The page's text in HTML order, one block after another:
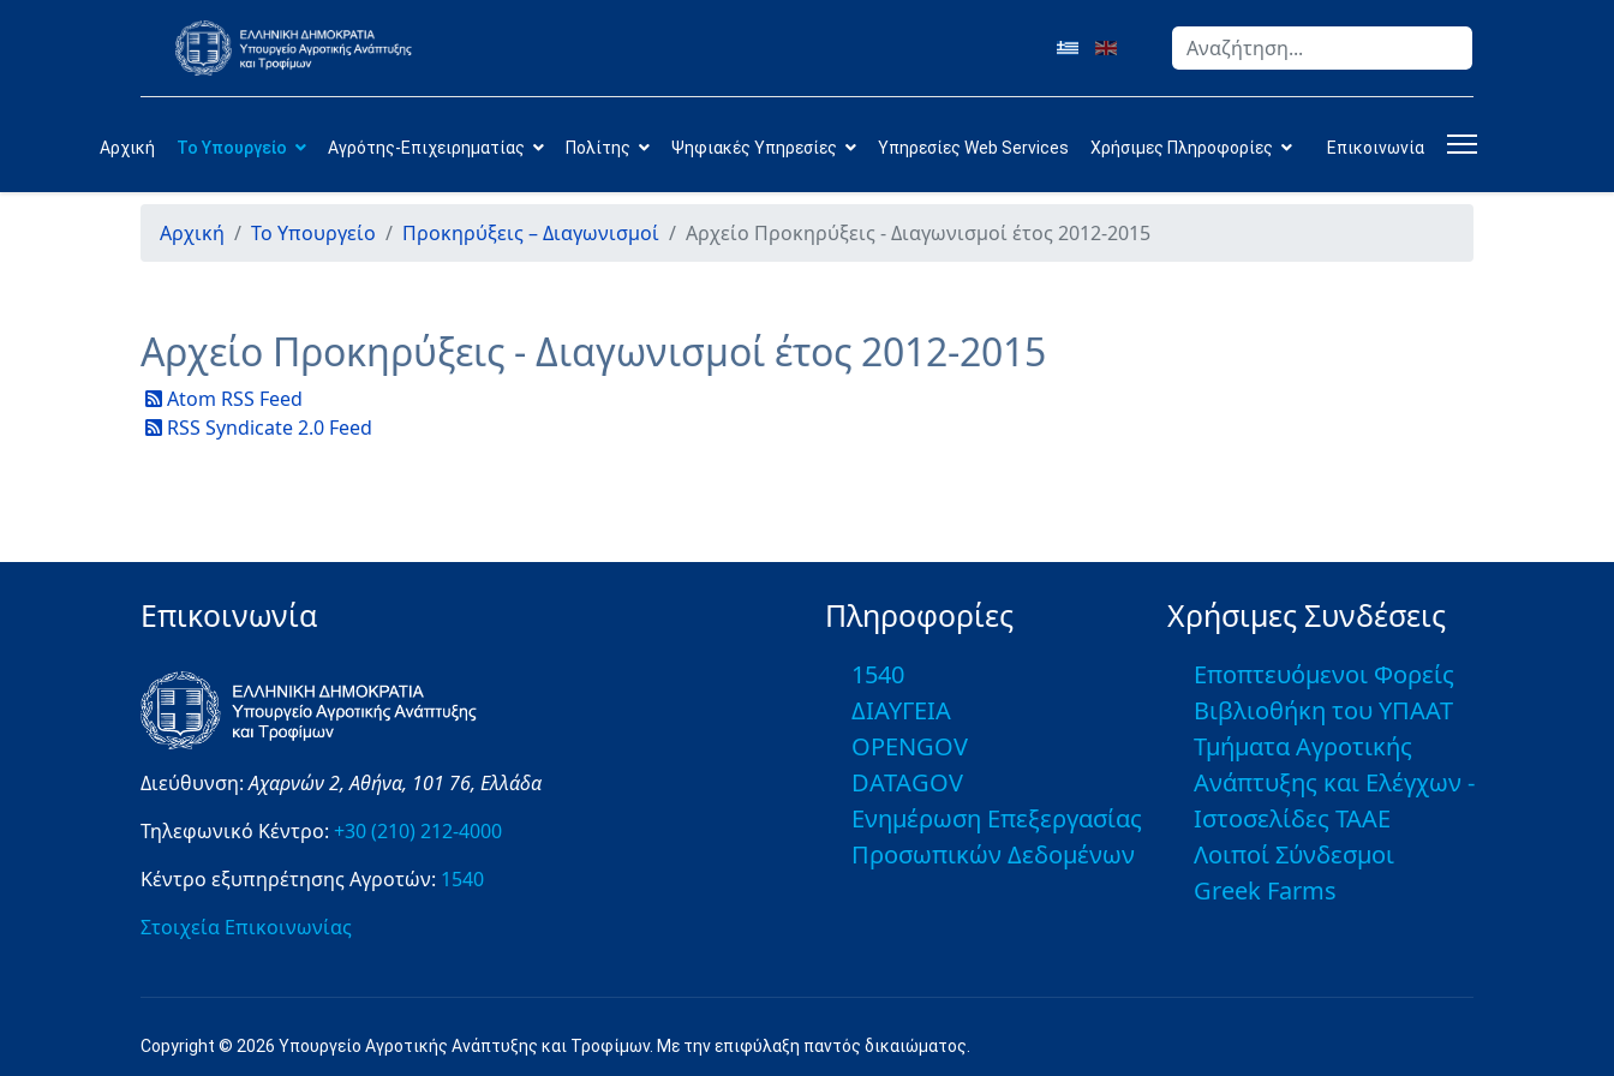
Αναζήτηση
Αρχική Το Υπουργείο Αγρότης-Επιχειρηματίας Πολίτης Ψηφιακές Υπηρεσίες Υπηρεσίες Web Services Χρήσιμες Πληροφορίες Επικοινωνία
Αρχική Το Υπουργείο Προκηρύξεις – Διαγωνισμοί Αρχείο Προκηρύξεις - Διαγωνισμοί έτος 2012-2015
Αρχείο Προκηρύξεις - Διαγωνισμοί έτος 2012-2015
Atom RSS Feed
RSS Syndicate 2.0 Feed
Επικοινωνία
Διεύθυνση:Αχαρνών 2,Αθήνα, 101 76, Ελλάδα
Τηλεφωνικό Κέντρο: +30 (210) 212-4000
Κέντρο εξυπηρέτησης Αγροτών: 1540
Στοιχεία Επικοινωνίας
Πληροφορίες
1540
ΔΙΑΥΓΕΙΑ
OPENGOV
DATAGOV
Ενημέρωση Επεξεργασίας
Προσωπικών Δεδομένων
Χρήσιμες Συνδέσεις
Εποπτευόμενοι Φορείς
Βιβλιοθήκη του ΥΠΑΑΤ
Τμήματα Αγροτικής
Ανάπτυξης και Ελέγχων -
Ιστοσελίδες ΤΑΑΕ
Λοιποί Σύνδεσμοι
Greek Farms
Copyright © 2026 Υπουργείο Αγροτικής Ανάπτυξης και Τροφίμων. Με την επιφύλαξη παντός δικαιώματος.